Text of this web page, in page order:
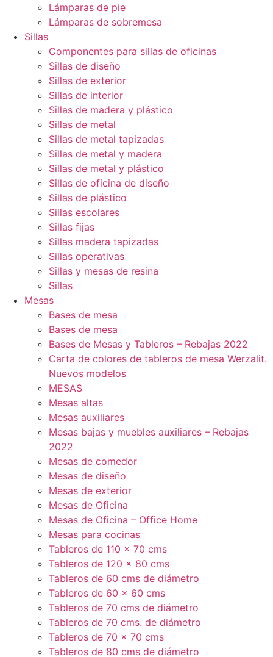
Lámparas de pie
Lámparas de sobremesa
Sillas
Componentes para sillas de oficinas
Sillas de diseño
Sillas de exterior
Sillas de interior
Sillas de madera y plástico
Sillas de metal
Sillas de metal tapizadas
Sillas de metal y madera
Sillas de metal y plástico
Sillas de oficina de diseño
Sillas de plástico
Sillas escolares
Sillas fijas
Sillas madera tapizadas
Sillas operativas
Sillas y mesas de resina
Sillas
Mesas
Bases de mesa
Bases de mesa
Bases de Mesas y Tableros – Rebajas 2022
Carta de colores de tableros de mesa Werzalit.
Nuevos modelos
MESAS
Mesas altas
Mesas auxiliares
Mesas bajas y muebles auxiliares – Rebajas
2022
Mesas de comedor
Mesas de diseño
Mesas de exterior
Mesas de Oficina
Mesas de Oficina – Office Home
Mesas para cocinas
Tableros de 110 x 70 cms
Tableros de 120 x 80 cms
Tableros de 60 cms de diámetro
Tableros de 60 x 60 cms
Tableros de 70 cms de diámetro
Tableros de 70 cms. de diámetro
Tableros de 70 x 70 cms
Tableros de 80 cms de diámetro